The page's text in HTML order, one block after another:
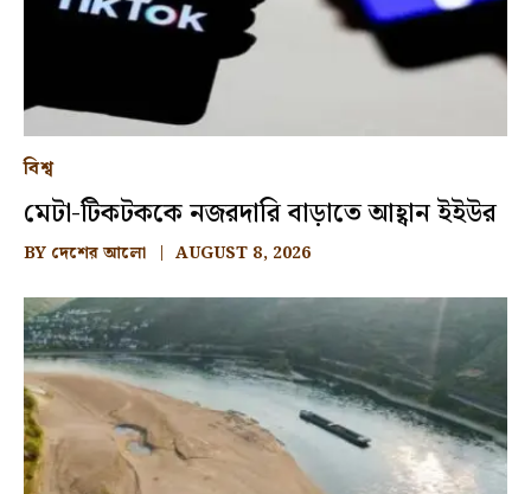
বিশ্ব
মেটা-টিকটককে নজরদারি বাড়াতে আহ্বান ইইউর
BY দেশের আলো AUGUST 8, 2026